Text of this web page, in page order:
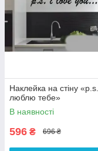
Наклейка на стіну
люблю тебе»
В наявності
596 ₴ 696 ₴